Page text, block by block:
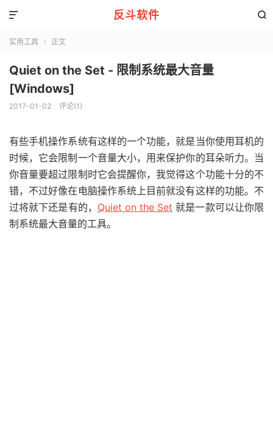
反斗软件 

实用工具  正文
Quiet on the Set - 限制系统最大音量
[Windows]
2017-01-02 评论(1)
有些手机操作系统有这样的一个功能，就是当你使用耳机的
时候，它会限制一个音量大小，用来保护你的耳朵听力。当
你音量要超过限制时它会提醒你，我觉得这个功能十分的不
错，不过好像在电脑操作系统上目前就没有这样的功能。不
过将就下还是有的， Quiet on the Set 就是一款可以让你限
制系统最大音量的工具。